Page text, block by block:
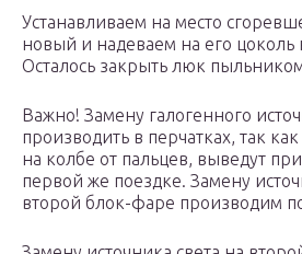
Устанавливаем на место
новый и надеваем на его цоколь
Осталось закрыть люк
Важно! Замену галогенного
производить в перчатках, так
на колбе от пальцев, выведут
первой же поездке. Замену
второй блок-фаре производим